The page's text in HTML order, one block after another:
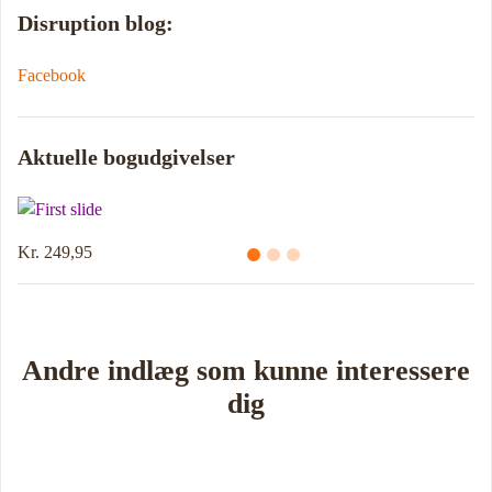
Disruption blog:
Facebook
Aktuelle bogudgivelser
Kr. 214,95
Andre indlæg som kunne interessere
dig